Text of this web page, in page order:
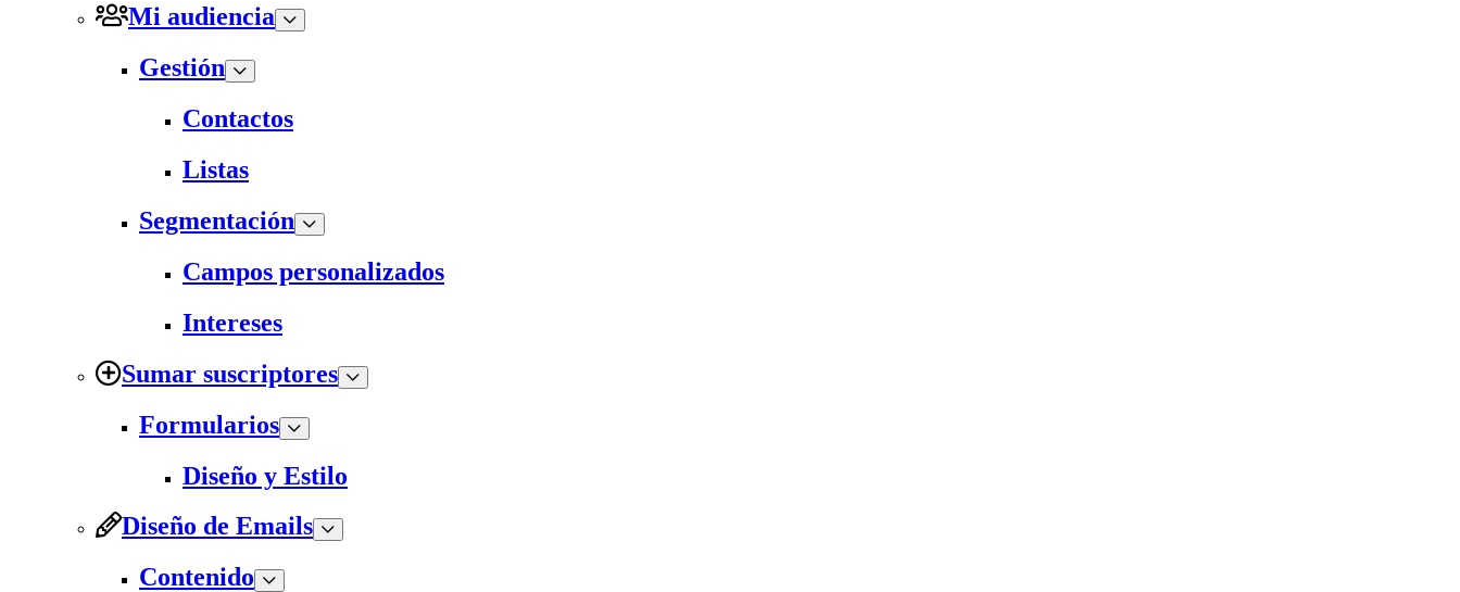
Mi audiencia
Gestión
Contactos
Listas
Segmentación
Campos personalizados
Intereses
Sumar suscriptores
Formularios
Diseño y Estilo
Diseño de Emails
Contenido